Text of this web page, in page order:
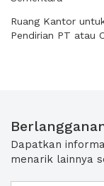
Ruang Kantor
Pendirian PT atau
Dapatkan
menarik lainnya